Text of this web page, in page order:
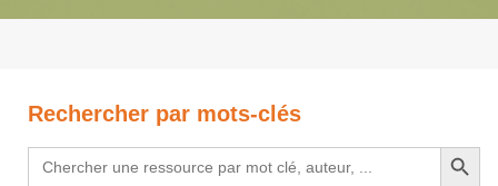
Rechercher par mots-clés
Search
for:
Search Button